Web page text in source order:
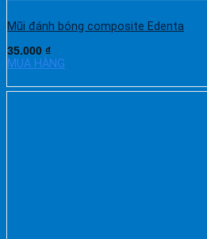
Mũi đánh bóng composite Edenta
35.000 ₫
MUA HÀNG